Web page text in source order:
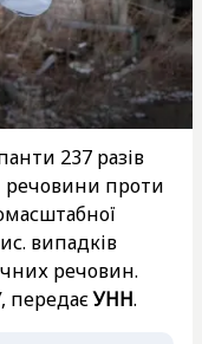
237 разів
речовини проти
випадків
речовин.
передаєУНН.